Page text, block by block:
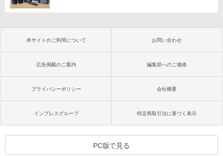
本サイトのご利用について お問い合わせ
広告掲載のご案内 編集部へのご連絡
プライバシーポリシー 会社概要
インプレスグループ 特定商取引法に基づく表示
PC版で見る